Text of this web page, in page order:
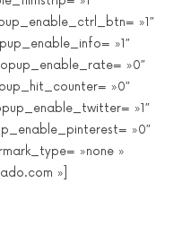
»1″
»1″
»0″
»0″
»1″
»0″
»none »
»]